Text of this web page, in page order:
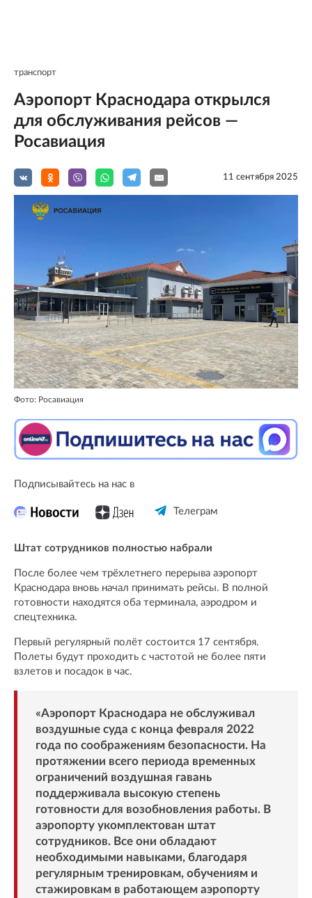
транспорт
Аэропорт Краснодара открылся
для обслуживания рейсов —
Росавиация
11 сентября 2025
Фото: Росавиация
Подписывайтесь на нас в
Телеграм
Штат сотрудников полностью набрали
После более чем трёхлетнего перерыва аэропорт
Краснодара вновь начал принимать рейсы. В полной
готовности находятся оба терминала, аэродром и
спецтехника.
Первый регулярный полёт состоится 17 сентября.
Полеты будут проходить с частотой не более пяти
взлетов и посадок в час.
«Аэропорт Краснодара не обслуживал
воздушные суда с конца февраля 2022
года по соображениям безопасности. На
протяжении всего периода временных
ограничений воздушная гавань
поддерживала высокую степень
готовности для возобновления работы. В
аэропорту укомплектован штат
сотрудников. Все они обладают
необходимыми навыками, благодаря
регулярным тренировкам, обучениям и
стажировкам в работающем аэропорту